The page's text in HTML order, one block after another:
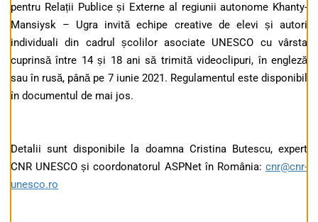
pentru Relații Publice și Externe al regiunii autonome Khanty-
Mansiysk – Ugra invită echipe creative de elevi și autori
individuali din cadrul școlilor asociate UNESCO cu vârsta
cuprinsă între 14 și 18 ani să trimită videoclipuri, în engleză
sau în rusă, până pe 7 iunie 2021. Regulamentul este disponibil
în documentul de mai jos.
Detalii sunt disponibile la doamna Cristina Butescu, expert
CNR UNESCO și coordonatorul ASPNet în România: cnr@cnr-
unesco.ro